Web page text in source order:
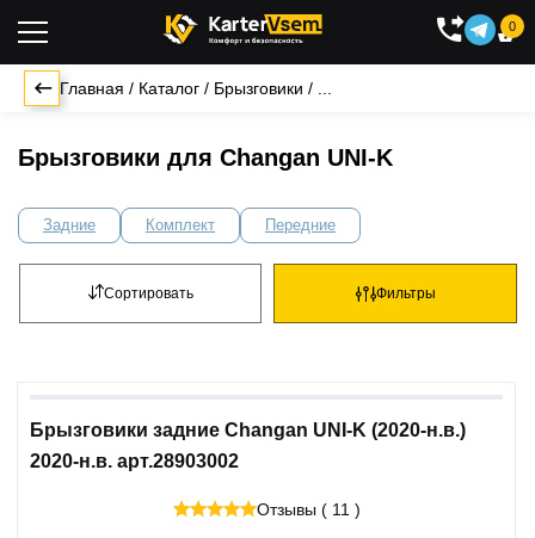

0
Главная / Каталог / Брызговики /
Брызговики для Changan UNI-K
Задние Комплект Передние
Фильтры
Сортировать
Брызговики задние Changan UNI-K (2020-н.в.)
2020-н.в. арт.28903002
Отзывы ( 11 )